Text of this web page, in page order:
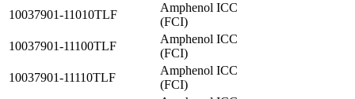
10037901-11010TLF
Amphenol ICC
(FCI)
10037901-11100TLF
Amphenol ICC
(FCI)
10037901-11110TLF
Amphenol ICC
(FCI)